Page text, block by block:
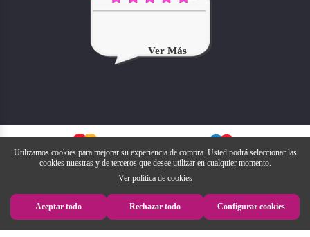
Ver Más
Utilizamos cookies para mejorar su experiencia de compra. Usted podrá seleccionar las
cookies nuestras y de terceros que desee utilizar en cualquier momento.
Ver política de cookies
Aceptar todo Rechazar todo Configurar cookies